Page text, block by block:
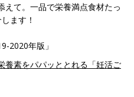
えて。一品で栄養満点食材たっ
ます！
2020年版」
養素をパパッととれる「妊活ご